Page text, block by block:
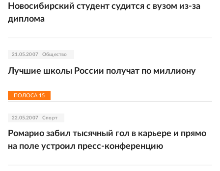
Новосибирский студент судится с вузом из-за
диплома
21.05.2007 Общество
Лучшие школы России получат по миллиону
ПОЛОСА 15
22.05.2007 Спорт
Ромарио забил тысячный гол в карьере и прямо
на поле устроил пресс-конференцию